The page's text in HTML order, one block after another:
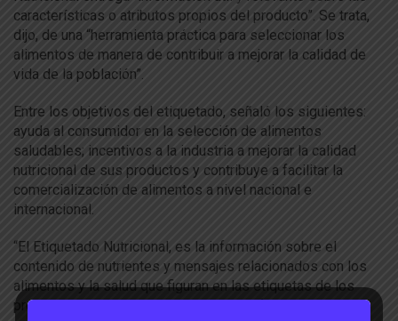
características o atributos propios del producto”. Se trata,
dijo, de una “herramienta práctica para seleccionar los
alimentos de manera de contribuir a mejorar la calidad de
vida de la población”.
Entre los objetivos del etiquetado, señaló los siguientes:
ayuda al consumidor en la selección de alimentos
saludables; incentivos a la industria a mejorar la calidad
nutricional de sus productos y contribuye a facilitar la
comercialización de alimentos a nivel nacional e
internacional.
“El Etiquetado Nutricional, es la información sobre el
contenido de nutrientes y mensajes relacionados con los
alimentos y la salud que figuran en las etiquetas de los
productos alimenticios”, sostuvo el Prof. Ociel Muñoz.